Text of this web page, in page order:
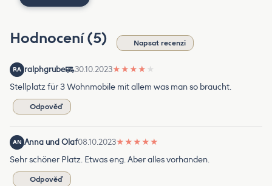
Hodnocení (5) Napsat recenzi
RA ralphgrube 30.10.2023★ ★ ★ ★ ★
Stellplatz für 3 Wohnmobile mit allem was man so braucht.
Odpověď
AN Anna und Olaf08.10.2023★ ★ ★ ★ ★
Sehr schöner Platz. Etwas eng. Aber alles vorhanden.
Odpověď